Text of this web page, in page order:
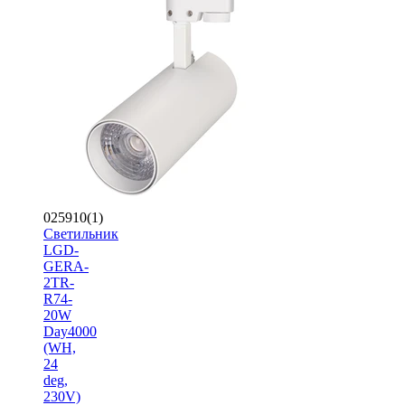
025910(1)
Светильник
LGD-
GERA-
2TR-
R74-
20W
Day4000
(WH,
24
deg,
230V)